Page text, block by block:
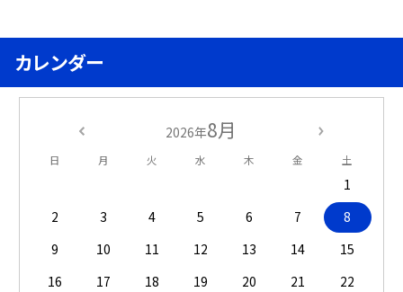
カレンダー
2026年8月
日 月 火 水 木 金 土
1
2
3 4 5 6 7
8
9
10 11 12 13 14
15
16
17 18 19 20 21
22